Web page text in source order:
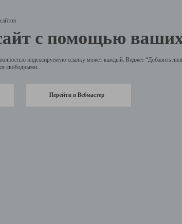
с помощью
полностью индексируемую ссылку может каждый. Виджет “Добавить
свободными.
Перейти в Вебмастер